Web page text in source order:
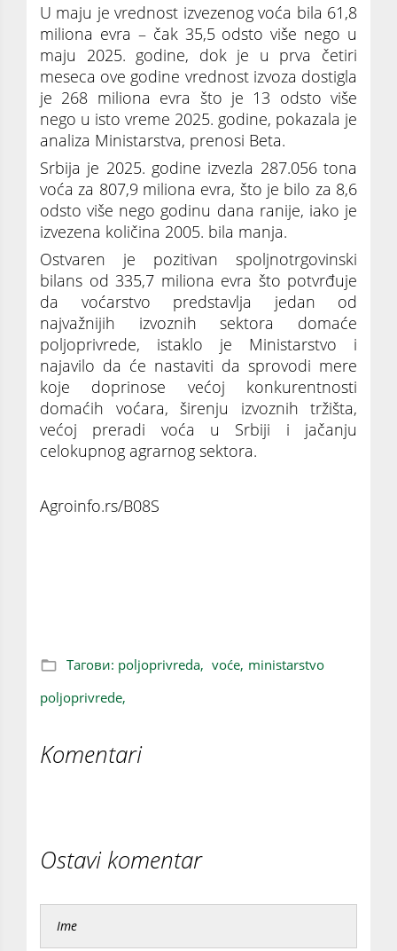
U maju je vrednost izvezenog voća bila 61,8
miliona evra – čak 35,5 odsto više nego u
maju 2025. godine, dok je u prva četiri
meseca ove godine vrednost izvoza dostigla
je 268 miliona evra što je 13 odsto više
nego u isto vreme 2025. godine, pokazala je
analiza Ministarstva, prenosi Beta.
Srbija je 2025. godine izvezla 287.056 tona
voća za 807,9 miliona evra, što je bilo za 8,6
odsto više nego godinu dana ranije, iako je
izvezena količina 2005. bila manja.
Ostvaren je pozitivan spoljnotrgovinski
bilans od 335,7 miliona evra što potvrđuje
da voćarstvo predstavlja jedan od
najvažnijih izvoznih sektora domaće
poljoprivrede, istaklo je Ministarstvo i
najavilo da će nastaviti da sprovodi mere
koje doprinose većoj konkurentnosti
domaćih voćara, širenju izvoznih tržišta,
većoj preradi voća u Srbiji i jačanju
celokupnog agrarnog sektora.
Agroinfo.rs/B08S
Тагови: poljoprivreda, voće, ministarstvo
poljoprivrede,
Komentari
Ostavi komentar